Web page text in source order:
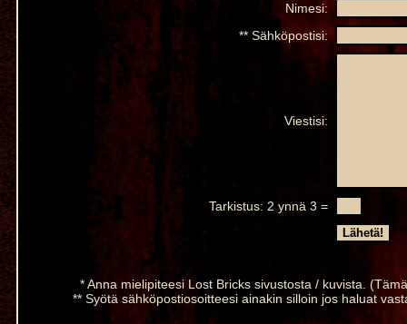
Nimesi:
** Sähköpostisi:
Viestisi:
Tarkistus: 2 ynnä 3 =
* Anna mielipiteesi Lost Bricks sivustosta / kuvista.
** Syötä sähköpostiosoitteesi ainakin silloin jos haluat